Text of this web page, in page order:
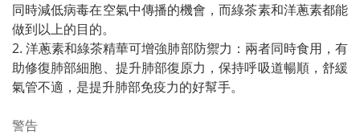
同時減低病毒在空氣中傳播的機會，而綠茶素和洋蔥素都能
做到以上的目的。
洋蔥素和綠茶精華可增強肺部防禦力 ：兩者同時食用，有
助修復肺部細胞、提升肺部復原力，保持呼吸道暢順，舒緩
氣管不適 ，是提升肺部免疫力的好幫手。
警告